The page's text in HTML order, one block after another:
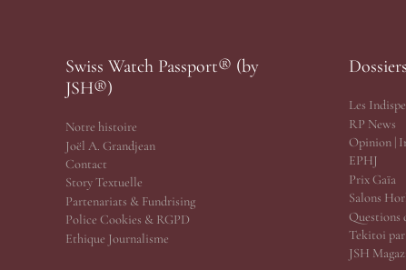
Swiss Watch Passport® (by
JSH®)
Notre histoire
Joël A. Grandjean
Contact
Story Textuelle
Partenariats & Fundrising
Police Cookies & RGPD
Ethique Journalisme
Les
RP News
Opinion |
EPHJ
Prix Gaïa
Salons
Questions
Tekitoi
JSH